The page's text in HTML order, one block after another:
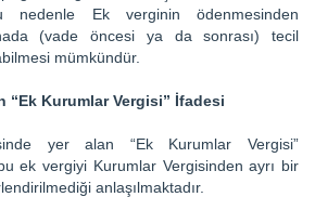
nedenle Ek verginin ödenmesinden
(vade öncesi ya da sonrası) tecil
mümkündür.
“Ek Kurumlar Vergisi” İfadesi
yer alan “Ek Kurumlar Vergisi”
ek vergiyi Kurumlar Vergisinden ayrı bir
anlaşılmaktadır.